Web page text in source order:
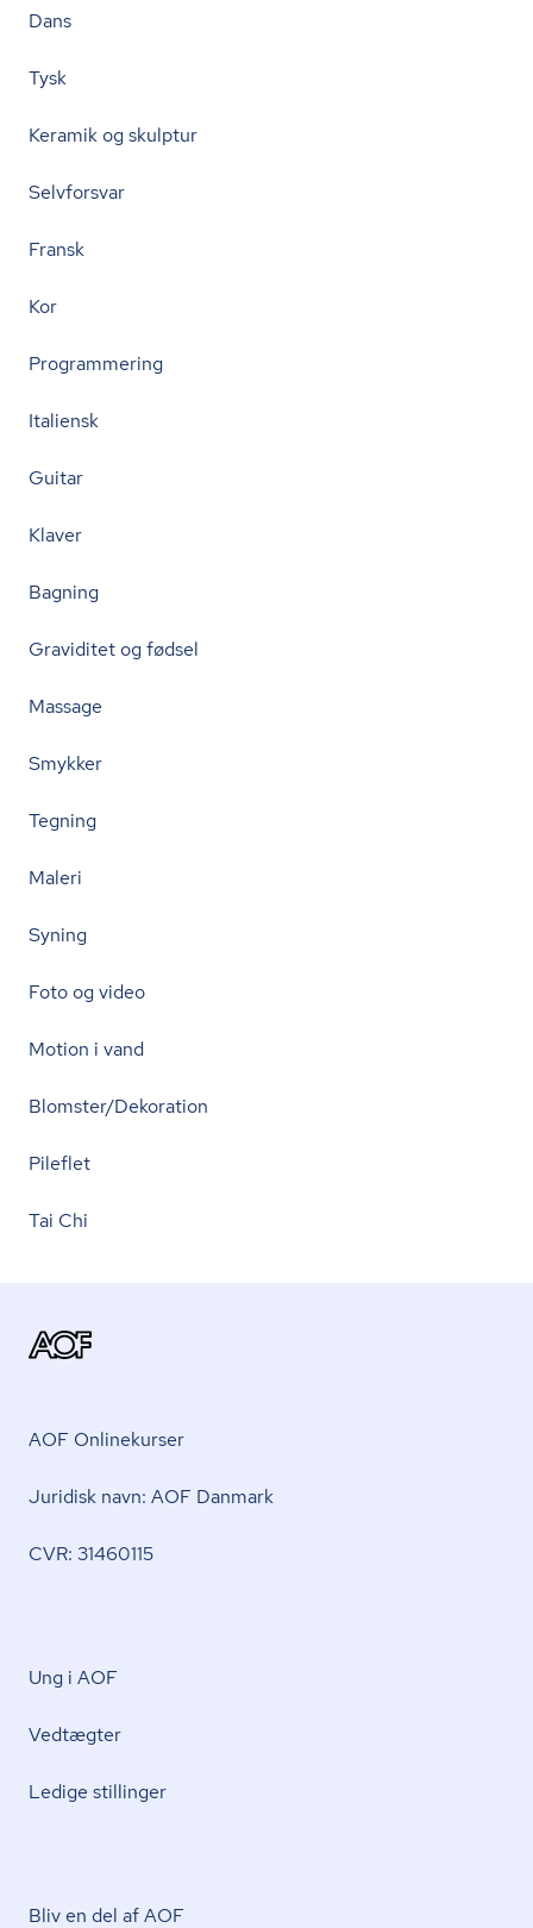
Dans
Tysk
Keramik og skulptur
Selvforsvar
Fransk
Kor
Programmering
Italiensk
Guitar
Klaver
Bagning
Graviditet og fødsel
Massage
Smykker
Tegning
Maleri
Syning
Foto og video
Motion i vand
Blomster/Dekoration
Pileflet
Tai Chi
AOF Onlinekurser
Juridisk navn: AOF Danmark
CVR: 31460115
Ung i AOF
Vedtægter
Ledige stillinger
Bliv en del af AOF